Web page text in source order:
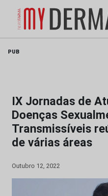
PUB
IX Jornadas de
Doenças
Transmissíveis
de várias áreas
Outubro 12, 2022